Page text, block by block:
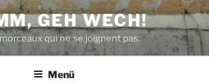
GEH WECH!
qui ne se joignent pas.
Menü